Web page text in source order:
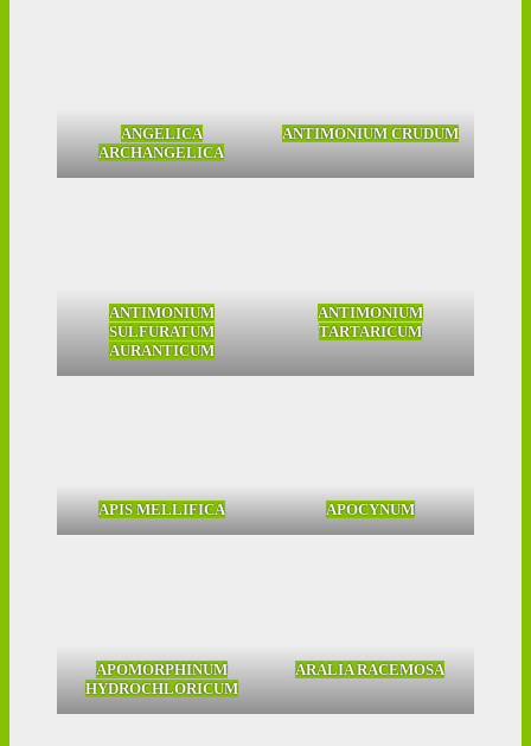
ANGELICA
ARCHANGELICA
ANTIMONIUM CRUDUM
ANTIMONIUM
SULFURATUM
AURANTICUM
ANTIMONIUM
TARTARICUM
APIS MELLIFICA APOCYNUM
APOMORPHINUM
HYDROCHLORICUM
ARALIA RACEMOSA